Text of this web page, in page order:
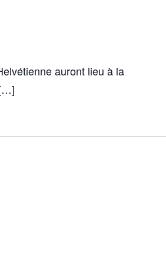
auront lieu à la